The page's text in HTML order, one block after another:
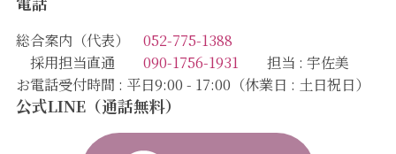
総合案内（代表） 052-775-1388
採用担当直通 090-1756-1931 担当 : 宇佐美
お電話受付時間 : 平日9:00 - 17:00（休業日 : 土日祝日）
公式LINE（通話無料）